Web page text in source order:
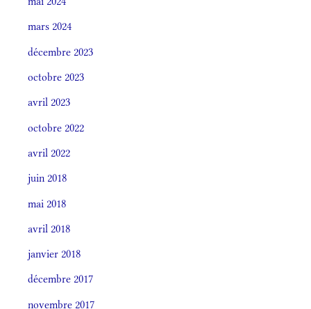
mars 2024
décembre 2023
octobre 2023
avril 2023
octobre 2022
avril 2022
juin 2018
mai 2018
avril 2018
janvier 2018
décembre 2017
novembre 2017